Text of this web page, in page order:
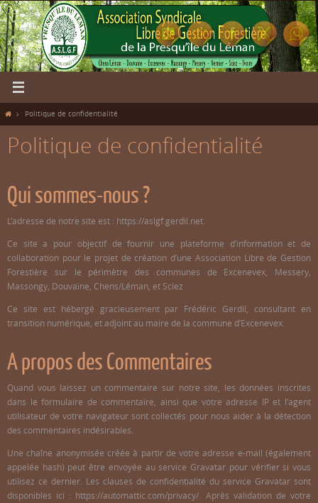
Passer
vers
le
contenu
HomePolitique de confidentialité
Politique de confidentialité
Qui sommes-nous ?
L’adresse de notre site est : https://aslgf.gerdil.net.
Ce site a pour objectif de fournir une plateforme d’information et de
collaboration pour le projet de création d’une Association Libre de Gestion
Forestière sur le périmètre des communes de Excenevex, Messery,
Massongy, Douvaine, Chens/Léman, et Sciez
Ce site est hébergé gracieusement par Frédéric Gerdil, consultant en
transition numérique, et adjoint au maire de la commune d’Excenevex.
A propos des Commentaires
Quand vous laissez un commentaire sur notre site, les données inscrites
dans le formulaire de commentaire, ainsi que votre adresse IP et l’agent
utilisateur de votre navigateur sont collectés pour nous aider à la détection
des commentaires indésirables.
Une chaîne anonymisée créée à partir de votre adresse e-mail (également
appelée hash) peut être envoyée au service Gravatar pour vérifier si vous
utilisez ce dernier. Les clauses de confidentialité du service Gravatar sont
disponibles ici : https://automattic.com/privacy/. Après validation de votre